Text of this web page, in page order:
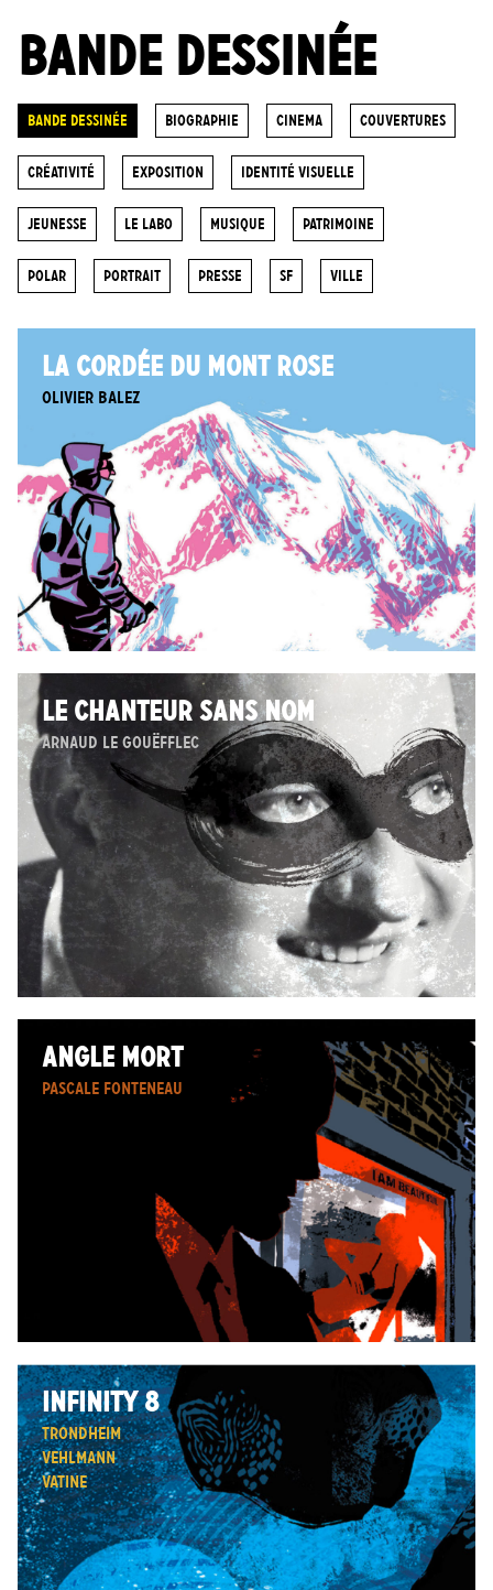
BANDE DESSINÉE
Bande dessinée biographie cinema Couvertures
Créativité Exposition Identité visuelle
Jeunesse Le labo Musique Patrimoine
POLAR portrait Presse SF ville
LA CORDÉE DU MONT ROSE
Olivier BALEZ
LE CHANTEUR SANS NOM
Arnaud Le Gouëfflec
ANGLE MORT
Pascale Fonteneau
INFINITY 8
Trondheim
Vehlmann
Vatine